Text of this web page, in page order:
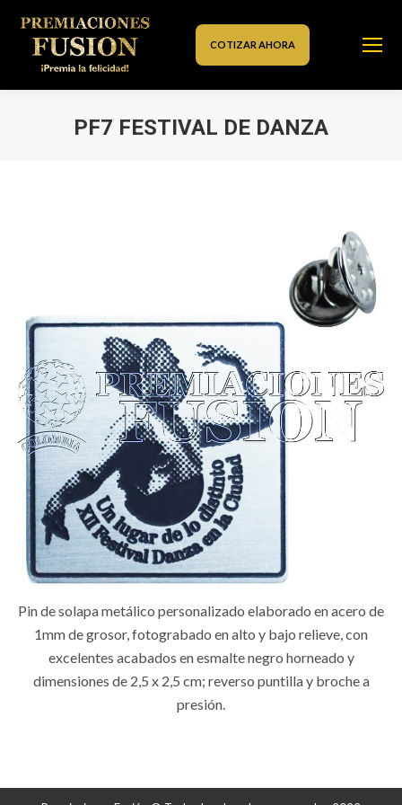
COTIZAR AHORA
PF7 FESTIVAL DE DANZA
Pin de solapa metálico personalizado elaborado en acero de
1mm de grosor, fotograbado en alto y bajo relieve, con
excelentes acabados en esmalte negro horneado y
dimensiones de 2,5 x 2,5 cm; reverso puntilla y broche a
presión.